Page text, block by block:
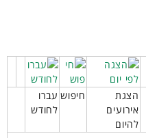
הצגת
אירועים
להיום
חיפוש עברו
לחודש